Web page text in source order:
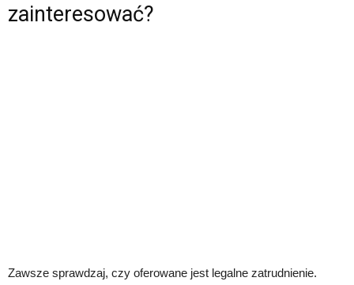
zainteresować?
Zawsze sprawdzaj, czy oferowane jest legalne zatrudnienie.